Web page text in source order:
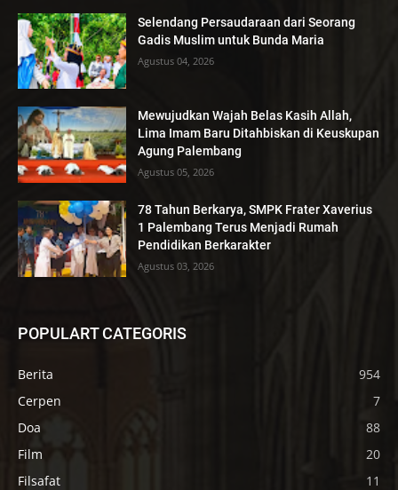
Selendang Persaudaraan dari Seorang
Gadis Muslim untuk Bunda Maria
Agustus 04, 2026
Mewujudkan Wajah Belas Kasih Allah,
Lima Imam Baru Ditahbiskan di Keuskupan
Agung Palembang
Agustus 05, 2026
78 Tahun Berkarya, SMPK Frater Xaverius
1 Palembang Terus Menjadi Rumah
Pendidikan Berkarakter
Agustus 03, 2026
POPULART CATEGORIS
Berita
954
Cerpen
7
Doa
88
Film
20
Filsafat
11